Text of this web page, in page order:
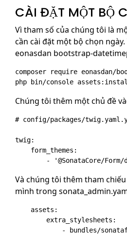
CÀI ĐẶT MỘT BỘ
Vì tham số của chúng tôi là
cần cài đặt một bộ chọn ngày.
eonasdan bootstrap-
composer require eonasdan/
Chúng tôi thêm một chủ đề
# config/packages/
twig:
    form_themes:
Và chúng tôi thêm tham
mình trong
    assets:
        extra_stylesheets:
- bundles/